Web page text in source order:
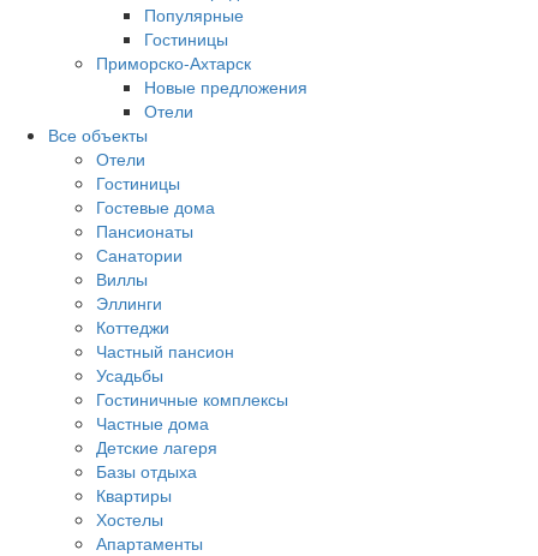
Популярные
Гостиницы
Приморско-Ахтарск
Новые предложения
Отели
Все объекты
Отели
Гостиницы
Гостевые дома
Пансионаты
Санатории
Виллы
Эллинги
Коттеджи
Частный пансион
Усадьбы
Гостиничные комплексы
Частные дома
Детские лагеря
Базы отдыха
Квартиры
Хостелы
Апартаменты